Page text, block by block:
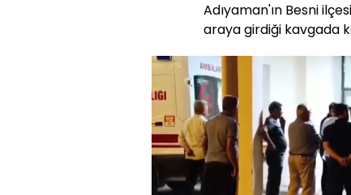
Adıyaman'ın Besni
araya girdiği kavgada